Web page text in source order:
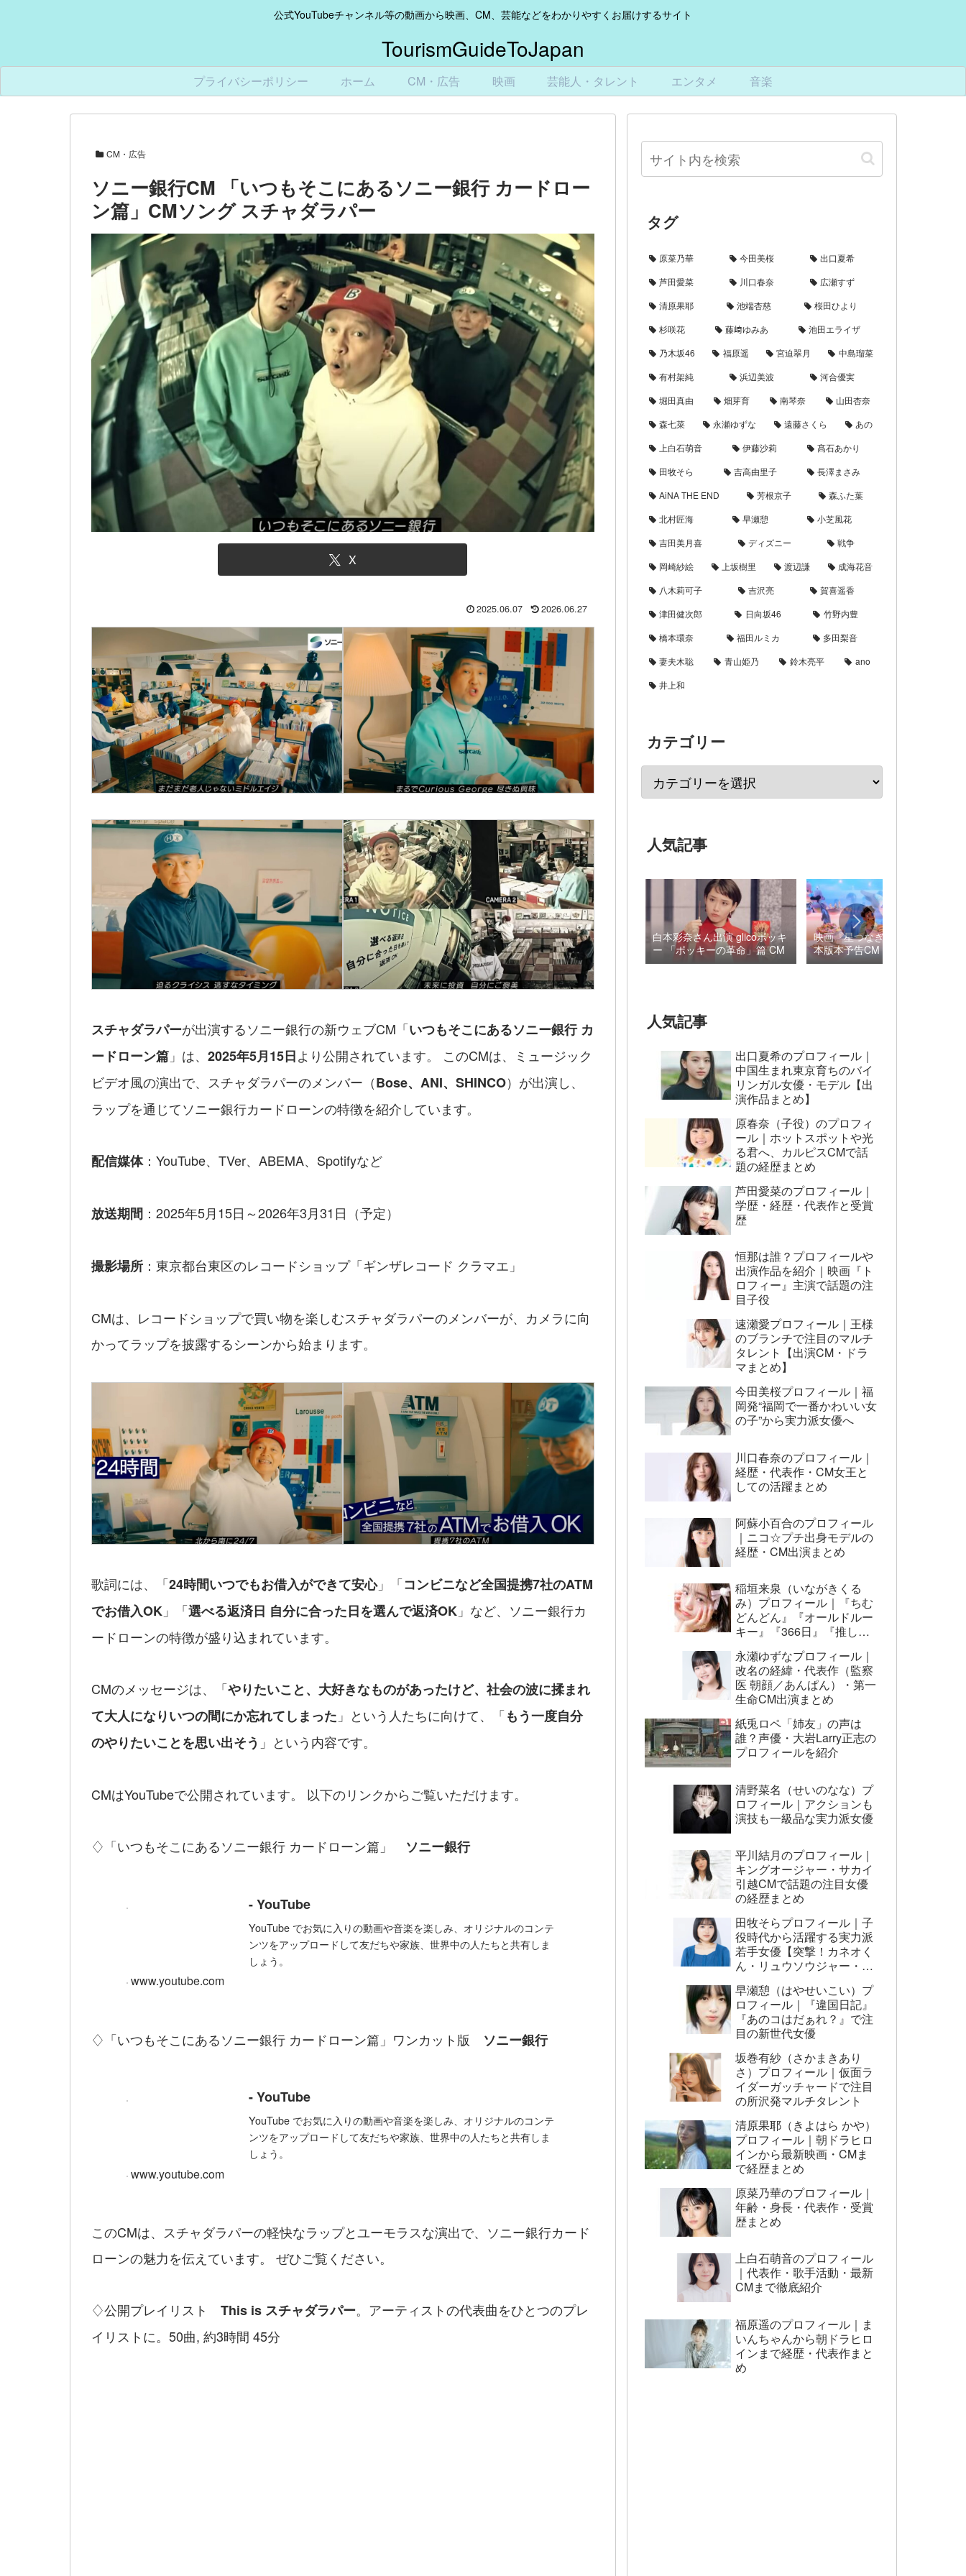
公式YouTubeチャンネル等の動画から映画、CM、芸能などをわかりやすくお届けするサイト
TourismGuideToJapan
プライバシーポリシー ホーム CM・広告 映画 芸能人・タレント エンタメ 音楽
CM・広告
ソニー銀行CM 「いつもそこにあるソニー銀行 カードロー
ン篇」CMソング スチャダラパー
X
2025.06.07 2026.06.27
スチャダラパーが出演するソニー銀行の新ウェブCM「いつもそこにあるソニー銀行 カ
ードローン篇」は、 2025年5月15日より公開されています。 このCMは、ミュージック
ビデオ風の演出で、スチャダラパーのメンバー（Bose、ANI、SHINCO）が出演し、
ラップを通じてソニー銀行カードローンの特徴を紹介しています。
配信媒体：YouTube、TVer、ABEMA、Spotifyなど
放送期間：2025年5月15日～2026年3月31日（予定）
撮影場所：東京都台東区のレコードショップ「ギンザレコード クラマエ」
CMは、レコードショップで買い物を楽しむスチャダラパーのメンバーが、カメラに向
かってラップを披露するシーンから始まります。
歌詞には、「24時間いつでもお借入ができて安心」「コンビニなど全国提携7社のATM
でお借入OK」「選べる返済日 自分に合った日を選んで返済OK」など、ソニー銀行カ
ードローンの特徴が盛り込まれています。
CMのメッセージは、「やりたいこと、大好きなものがあったけど、社会の波に揉まれ
て大人になりいつの間にか忘れてしまった 」という人たちに向けて、「もう一度自分
のやりたいことを思い出そう 」という内容です。
CMはYouTubeで公開されています。 以下のリンクからご覧いただけます。
♢「いつもそこにあるソニー銀行 カードローン篇」 ソニー銀行
- YouTube
YouTube でお気に入りの動画や音楽を楽しみ、オリジナルのコンテ
ンツをアップロードして友だちや家族、世界中の人たちと共有しま
しょう。
www.youtube.com
♢「いつもそこにあるソニー銀行 カードローン篇」ワンカット版 ソニー銀行
- YouTube
YouTube でお気に入りの動画や音楽を楽しみ、オリジナルのコンテ
ンツをアップロードして友だちや家族、世界中の人たちと共有しま
しょう。
www.youtube.com
このCMは、スチャダラパーの軽快なラップとユーモラスな演出で、ソニー銀行カード
ローンの魅力を伝えています。 ぜひご覧ください。
♢公開プレイリスト This is スチャダラパー。アーティストの代表曲をひとつのプレ
イリストに。50曲, 約3時間 45分
タグ
原菜乃華 今田美桜
出口夏希
芦田愛菜
川口春奈
広瀬すず
清原果耶
池端杏慈
桜田ひより
杉咲花
藤﨑ゆみあ
池田エライザ
乃木坂46
福原遥 宮迫翠月
中島瑠菜
有村架純
浜辺美波
河合優実
堀田真由
畑芽育 南琴奈
山田杏奈
森七菜
永瀬ゆずな 遠藤さくら
あの
上白石萌音
伊藤沙莉
髙石あかり
田牧そら
吉高由里子
長澤まさみ
AiNA THE END
芳根京子
森ふた葉
北村匠海
早瀬憩
小芝風花
吉田美月喜
ディズニー
戦争
岡崎紗絵
上坂樹里 渡辺謙
成海花音
八木莉可子
吉沢亮
賀喜遥香
津田健次郎
日向坂46
竹野内豊
橋本環奈
福田ルミカ
多田梨音
妻夫木聡
青山姫乃 鈴木亮平
ano
井上和
カテゴリー
人気記事
白本彩奈さん出演 glicoポッキ
ー 「ポッキーの革命」篇 CM
映画『星つなぎのエリオ』日
本版本予告CM 音楽 ロブ・
シモンセン /
人気記事
出口夏希のプロフィール｜
中国生まれ東京育ちのバイ
リンガル女優・モデル【出
演作品まとめ】
原春奈（子役）のプロフィ
ール｜ホットスポットや光
る君へ、カルピスCMで話
題の経歴まとめ
芦田愛菜のプロフィール｜
学歴・経歴・代表作と受賞
歴
恒那は誰？プロフィールや
出演作品を紹介｜映画『ト
ロフィー』主演で話題の注
目子役
速瀬愛プロフィール｜王様
のブランチで注目のマルチ
タレント【出演CM・ドラ
マまとめ】
今田美桜プロフィール｜福
岡発“福岡で一番かわいい女
の子”から実力派女優へ
川口春奈のプロフィール｜
経歴・代表作・CM女王と
しての活躍まとめ
阿蘇小百合のプロフィール
｜ニコ☆プチ出身モデルの
経歴・CM出演まとめ
稲垣来泉（いながきくる
み）プロフィール｜『ちむ
どんどん』『オールドルー
キー』『366日』『推しの
永瀬ゆずなプロフィール｜
改名の経緯・代表作（監察
医 朝顔／あんぱん）・第一
生命CM出演まとめ
紙兎ロペ「姉友」の声は
誰？声優・大岩Larry正志の
プロフィールを紹介
清野菜名（せいのなな）プ
ロフィール｜アクションも
演技も一級品な実力派女優
平川結月のプロフィール｜
キングオージャー・サカイ
引越CMで話題の注目女優
の経歴まとめ
田牧そらプロフィール｜子
役時代から活躍する実力派
若手女優【突撃！カネオく
ん・リュウソウジャー・映
早瀬憩（はやせいこい）プ
ロフィール｜『違国日記』
『あのコはだぁれ？』で注
目の新世代女優
坂巻有紗（さかまきあり
さ）プロフィール｜仮面ラ
イダーガッチャードで注目
の所沢発マルチタレント
清原果耶（きよはら かや）
プロフィール｜朝ドラヒロ
インから最新映画・CMま
で経歴まとめ
原菜乃華のプロフィール｜
年齢・身長・代表作・受賞
歴まとめ
上白石萌音のプロフィール
｜代表作・歌手活動・最新
CMまで徹底紹介
福原遥のプロフィール｜ま
いんちゃんから朝ドラヒロ
インまで経歴・代表作まと
め